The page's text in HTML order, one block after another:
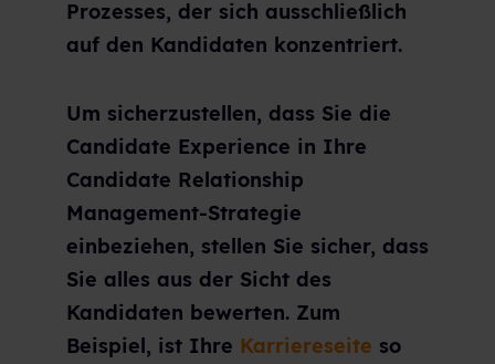
Prozesses, der sich ausschließlich
auf den Kandidaten konzentriert.
Um sicherzustellen, dass Sie die
Candidate Experience in Ihre
Candidate Relationship
Management-Strategie
einbeziehen, stellen Sie sicher, dass
Sie alles aus der Sicht des
Kandidaten bewerten. Zum
Beispiel, ist Ihre Karriereseite so